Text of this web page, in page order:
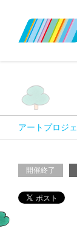
開催終了